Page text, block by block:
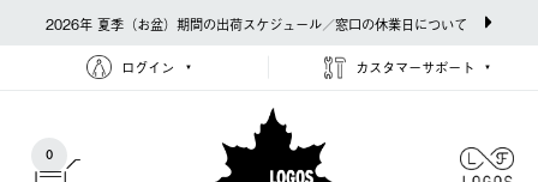
2026年 夏季（お盆）期間の出荷スケジュール／窓口の休業日について
ログイン カスタマーサポート
0